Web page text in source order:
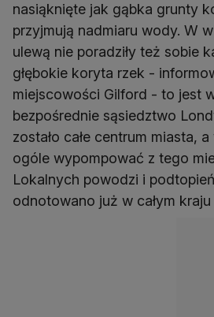
nasiąknięte jak gąbka grunty
przyjmują nadmiaru wody. W
ulewą nie poradziły też sobie
głębokie koryta rzek -
miejscowości Gilford - to jest
bezpośrednie sąsiedztwo
zostało całe centrum miasta,
ogóle wypompować z tego
Lokalnych powodzi i
odnotowano już w całym